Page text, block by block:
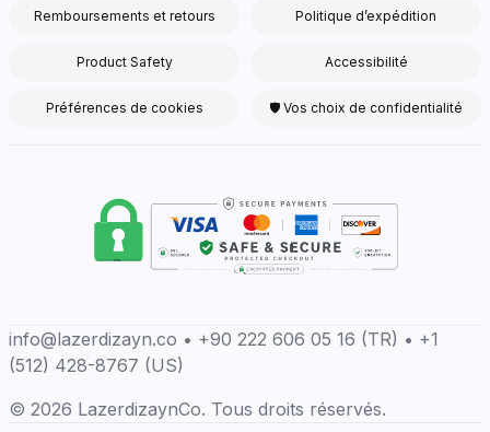
Remboursements et retours Politique d’expédition
Product Safety Accessibilité
Préférences de cookies 🛡 Vos choix de confidentialité
info@lazerdizayn.co • +90 222 606 05 16 (TR) • +1
(512) 428-8767 (US)
© 2026 LazerdizaynCo. Tous droits réservés.